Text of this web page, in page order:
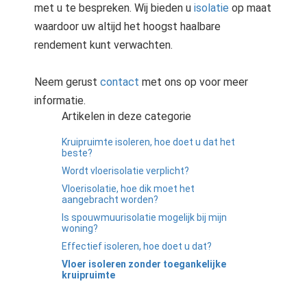
met u te bespreken. Wij bieden u isolatie op maat
waardoor uw altijd het hoogst haalbare
rendement kunt verwachten.
Neem gerust contact met ons op voor meer
informatie.
Artikelen in deze categorie
Kruipruimte isoleren, hoe doet u dat het
beste?
Wordt vloerisolatie verplicht?
Vloerisolatie, hoe dik moet het
aangebracht worden?
Is spouwmuurisolatie mogelijk bij mijn
woning?
Effectief isoleren, hoe doet u dat?
Vloer isoleren zonder toegankelijke
kruipruimte